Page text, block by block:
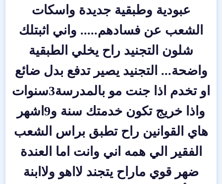
عبودية وطبقية جديدة واسكات
الشعب عن فسادهم..... واني اثبتلك
شلون التجنيد راح يخلي الطبقية
واضحة... التجنيد يصير تدفع بدل ضائع
او تخدم اذا جنت مو بالمدرسة3سنوات
واذا خريج تكون خدمتك سنة و9اشهر
هاي القوانين راح تطبق براس الشعب
الفقير الي همه اني وانت اما العندة
ضهر قوي ماراح يتجند لااهو ولاابنة